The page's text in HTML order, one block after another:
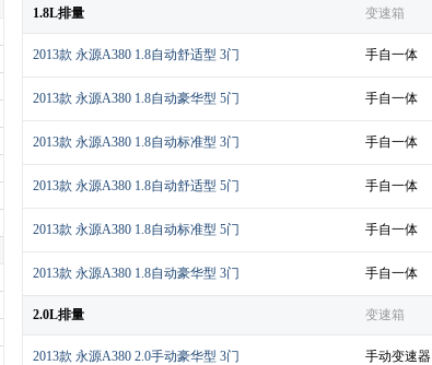
1.8L排量 变速箱
2013款 永源A380 1.8自动舒适型 3门 手自一体
2013款 永源A380 1.8自动豪华型 5门 手自一体
2013款 永源A380 1.8自动标准型 3门 手自一体
2013款 永源A380 1.8自动舒适型 5门 手自一体
2013款 永源A380 1.8自动标准型 5门 手自一体
2013款 永源A380 1.8自动豪华型 3门 手自一体
2.0L排量 变速箱
2013款 永源A380 2.0手动豪华型 3门 手动变速器